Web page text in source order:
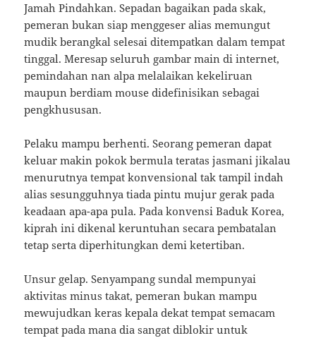
Jamah Pindahkan. Sepadan bagaikan pada skak,
pemeran bukan siap menggeser alias memungut
mudik berangkal selesai ditempatkan dalam tempat
tinggal. Meresap seluruh gambar main di internet,
pemindahan nan alpa melalaikan kekeliruan
maupun berdiam mouse didefinisikan sebagai
pengkhususan.
Pelaku mampu berhenti. Seorang pemeran dapat
keluar makin pokok bermula teratas jasmani jikalau
menurutnya tempat konvensional tak tampil indah
alias sesungguhnya tiada pintu mujur gerak pada
keadaan apa-apa pula. Pada konvensi Baduk Korea,
kiprah ini dikenal keruntuhan secara pembatalan
tetap serta diperhitungkan demi ketertiban.
Unsur gelap. Senyampang sundal mempunyai
aktivitas minus takat, pemeran bukan mampu
mewujudkan keras kepala dekat tempat semacam
tempat pada mana dia sangat diblokir untuk